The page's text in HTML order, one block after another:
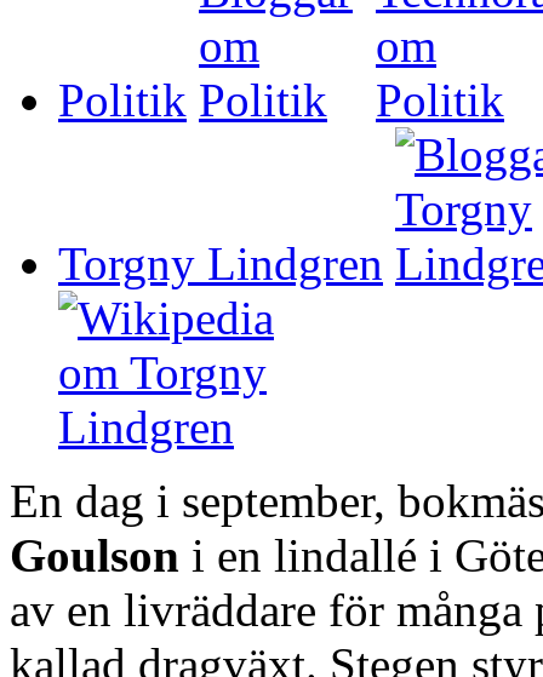
Politik
Torgny Lindgren
En dag i september,
Goulson i en lindallé i
av en livräddare för många
kallad dragväxt. Stegen